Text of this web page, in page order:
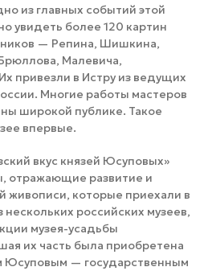
из главных событий этой
увидеть более 120 картин
— Репина, Шишкина,
Малевича,
привезли в Истру из ведущих
Многие работы мастеров
широкой публике. Такое
впервые.
вкус князей Юсуповых»
отражающие развитие и
живописи, которые приехали в
российских музеев,
музея-усадьбы
их часть была приобретена
Юсуповым — государственным